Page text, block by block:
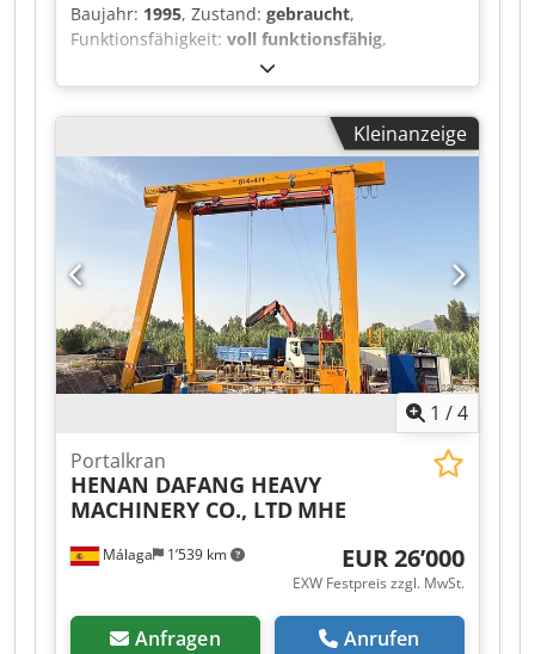
Baujahr: 1995, Zustand: gebraucht,
Funktionsfähigkeit: voll funktionsfähig,
Maschinen-/Fahrzeugnummer:
Schmelzklebstoffauftragsmaschine Typ ZP 9290 -
Tankinhalt 90 l - Heizleistung 5,5 KW -
Schmelzleistung 12 kg - elektrischer Anschluss
400 V Dodpszrm Hlefx Aiwekr - Schaltplan und
Betriebsanleitungen / sonstige Dokumente im
Anhang oder Vorhanden Besichtigung nach
Terminvereinbarung in 06502 Thale
Kleinanzeige
1 /4
Málaga 1’539 km
Portalkran
HENAN DAFANG HEAVY
MACHINERY CO., LTD MHE
EUR 26’000
EXW Festpreis zzgl. MwSt.
Anfragen Anrufen